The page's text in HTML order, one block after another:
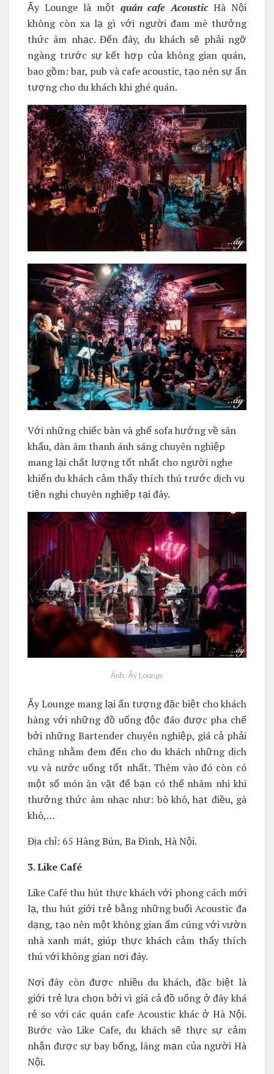
Ấy Lounge là một quán cafe Acoustic Hà Nội
không còn xa lạ gì với người đam mê thưởng
thức âm nhạc. Đến đây, du khách sẽ phải ngỡ
ngàng trước sự kết hợp của không gian quán,
bao gồm: bar, pub và cafe acoustic, tạo nên sự ấn
tượng cho du khách khi ghé quán.
Với những chiếc bàn và ghế sofa hướng về sân
khấu, dàn âm thanh ánh sáng chuyên nghiệp
mang lại chất lượng tốt nhất cho người nghe
khiến du khách cảm thấy thích thú trước dịch vụ
tiện nghi chuyên nghiệp tại đây.
Ảnh: Ấy Lounge
Ấy Lounge mang lại ấn tượng đặc biệt cho khách
hàng với những đồ uống độc đáo được pha chế
bởi những Bartender chuyên nghiệp, giá cả phải
chăng nhằm đem đến cho du khách những dịch
vụ và nước uống tốt nhất. Thêm vào đó còn có
một số món ăn vặt để bạn có thể nhâm nhi khi
thưởng thức âm nhạc như: bò khô, hạt điều, gà
khô,…
Địa chỉ: 65 Hàng Bún, Ba Đình, Hà Nội.
3. Like Café
Like Café thu hút thực khách với phong cách mới
lạ, thu hút giới trẻ bằng những buổi Acoustic đa
dạng, tạo nên một không gian ấm cúng với vườn
nhà xanh mát, giúp thực khách cảm thấy thích
thú với không gian nơi đây.
Nơi đây còn được nhiều du khách, đặc biệt là
giới trẻ lựa chọn bởi vì giá cả đồ uống ở đây khá
rẻ so với các quán cafe Acoustic khác ở Hà Nội.
Bước vào Like Cafe, du khách sẽ thực sự cảm
nhận được sự bay bổng, lãng mạn của người Hà
Nội.